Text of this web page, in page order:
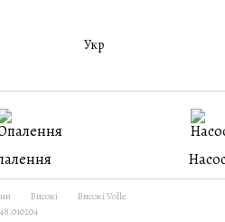
Укр
Високі
Високі Volle